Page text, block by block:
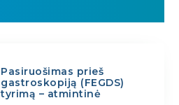
Pasiruošimas prieš
gastroskopiją (FEGDS)
tyrimą – atmintinė